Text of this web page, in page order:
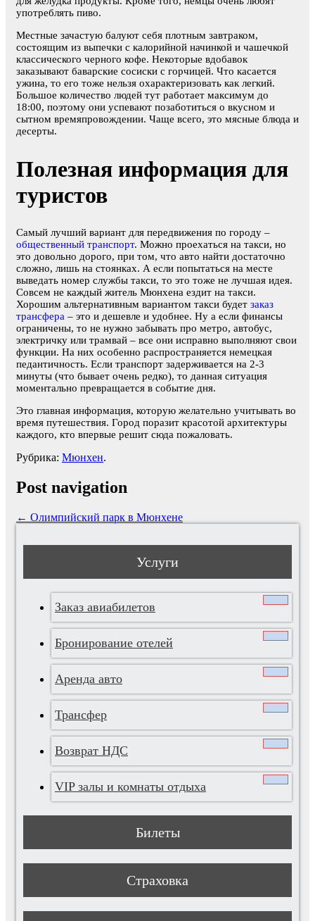
употреблять пиво.
Местные зачастую балуют себя плотным завтраком,
состоящим из выпечки с калорийной начинкой и чашечкой
классического черного кофе. Некоторые вдобавок
заказывают баварские сосиски с горчицей. Что касается
ужина, то его тоже нельзя охарактеризовать как легкий.
Большое количество людей тут работает максимум до
18:00, поэтому они успевают позаботиться о вкусном и
сытном времяпровождении. Чаще всего, это мясные блюда и
десерты.
Полезная информация для
туристов
Самый лучший вариант для передвижения по городу –
общественный транспорт. Можно проехаться на такси, но
это довольно дорого, при том, что авто найти достаточно
сложно, лишь на стоянках. А если попытаться на месте
выведать номер службы такси, то это тоже не лучшая идея.
Совсем не каждый житель Мюнхена ездит на такси.
Хорошим альтернативным вариантом такси будет заказ
трансфера – это и дешевле и удобнее. Ну а если финансы
ограничены, то не нужно забывать про метро, автобус,
электричку или трамвай – все они исправно выполняют свои
функции. На них особенно распространяется немецкая
педантичность. Если транспорт задерживается на 2-3
минуты (что бывает очень редко), то данная ситуация
моментально превращается в событие дня.
Это главная информация, которую желательно учитывать во
время путешествия. Город поразит красотой архитектуры
каждого, кто впервые решит сюда пожаловать.
Рубрика: Мюнхен.
Post navigation
← Олимпийский парк в Мюнхене
Услуги
Заказ авиабилетов
Бронирование отелей
Аренда авто
Трансфер
Возврат НДС
VIP залы и комнаты отдыха
Билеты
Страховка